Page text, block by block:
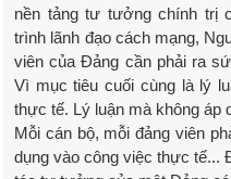
nền tảng tư tưởng chính trị
trình lãnh đạo cách mạng,
viên của Đảng cần phải ra
Vì mục tiêu cuối cùng là lý
thực tế. Lý luận mà không áp
Mỗi cán bộ, mỗi đảng viên
dụng vào công việc thực tế...